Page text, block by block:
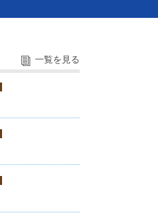
一覧を見る